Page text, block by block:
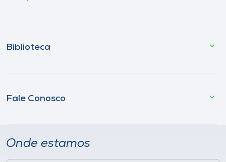
Biblioteca
Fale Conosco
Onde estamos